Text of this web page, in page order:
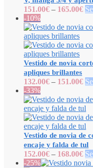
151.00€ – 165.00€
-10%
Vestido de novia
apliques brillantes
132.00€ – 151.00€
-33%
Vestido de novia de
encaje y falda de tul
152.00€ – 168.00€
-25%